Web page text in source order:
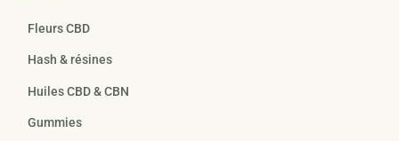
Fleurs CBD
Hash & résines
Huiles CBD & CBN
Gummies